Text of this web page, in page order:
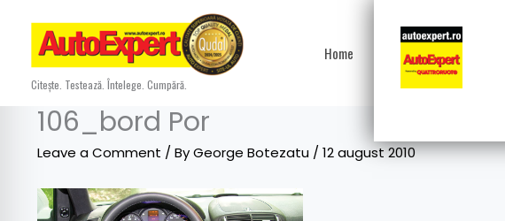
content
Citește. Testează. Întelege. Cumpără.
Home Test drive
106_bord Por
Leave a Comment / ByGeorge Botezatu / 12 august 2010